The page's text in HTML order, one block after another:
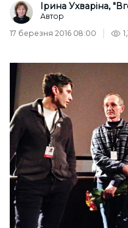
Ірина Ухваріна,
Автор
17 березня 2016 08:00